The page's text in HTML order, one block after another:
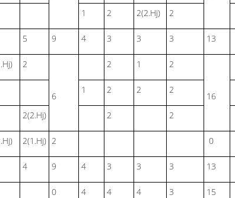
1 2 2(2.Hj) 2
5 9 4 3 3 3 13
2
6
2 1 2
16
1 2 2 2
2(2.Hj) 2 2
2(1.Hj) 2 0
4 9 4 3 3 3 13
0 4 4 4 3 15